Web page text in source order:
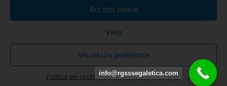
Accetta cookie
Vieta
Visualizza preference
Politica dei cookie Politica dei cookieCONTATTI
+390114086445 +393515977243
© 2026 SEGNALETICA STRADALE. create con WordPress e con
il temaHighlight Theme
info@rgsssegaletica.com